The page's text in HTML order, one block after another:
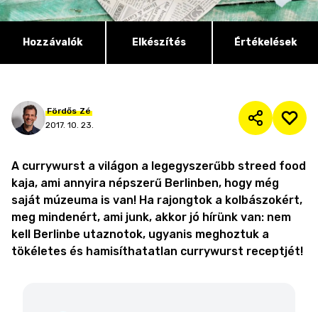
Hozzávalók Elkészítés Értékelések
Fördős Zé
2017. 10. 23.
A currywurst a világon a legegyszerűbb streed food
kaja, ami annyira népszerű Berlinben, hogy még
saját múzeuma is van! Ha rajongtok a kolbászokért,
meg mindenért, ami junk, akkor jó hírünk van: nem
kell Berlinbe utaznotok, ugyanis meghoztuk a
tökéletes és hamisíthatatlan currywurst receptjét!